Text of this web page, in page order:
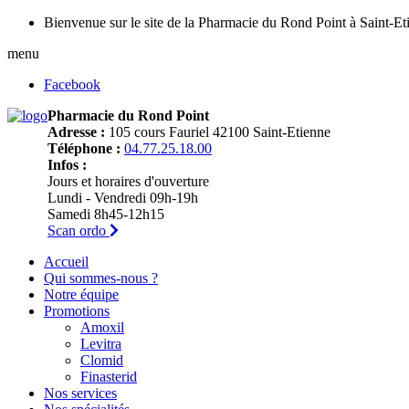
Bienvenue sur le site de la Pharmacie du Rond Point à Saint-
menu
Facebook
Pharmacie du Rond Point
Adresse : 105 cours Fauriel 42100 Saint-Etienne
Téléphone : 04.77.25.18.00
Infos :
Jours et horaires d'ouverture
Lundi - Vendredi 09h-19h
Samedi 8h45-12h15
Scan ordo
Accueil
Qui sommes-nous ?
Notre équipe
Promotions
Amoxil
Levitra
Clomid
Finasterid
Nos services